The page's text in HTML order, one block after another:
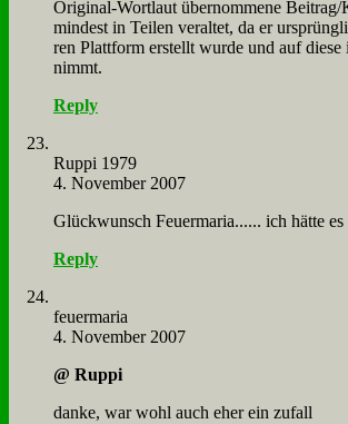
Ori­gi­nal-Wort­laut über­nom­me­ne
min­dest in Tei­len ver­al­tet, da er
ren Platt­form er­stellt wur­de und auf
nimmt.
Reply
Rup­pi 1979
4. November 2007
Glück­wunsch Feu­er­ma­ria...... ich hät­te
Reply
feu­er­ma­ria
4. November 2007
@ Rup­pi
dan­ke, war wohl auch eher ein zu­fall